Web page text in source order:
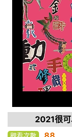
2021很可